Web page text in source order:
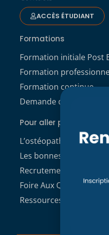
ACCÈS ÉTUDIANT
Formations
Formation initiale Post
Formation
Formation continue
Demande de dossier de
Pour aller plus loin
L’ostéopathie
Les bonnes raisons de
Recrutement
Foire Aux Questions
Ressources à télécharger